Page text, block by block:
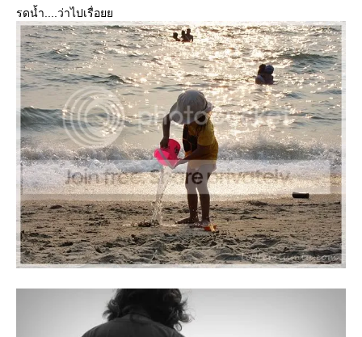
รดน้ำ....ว่าไปเรื่อ